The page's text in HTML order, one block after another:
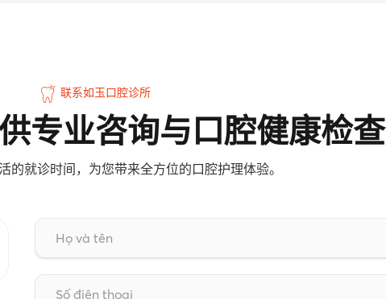
联系如玉口腔诊所
专业咨询与口腔健康检查
的就诊时间，为您带来全方位的口腔护理体验。